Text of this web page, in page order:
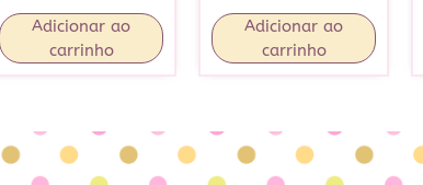
Adicionar ao
carrinho
Adicionar ao
carrinho